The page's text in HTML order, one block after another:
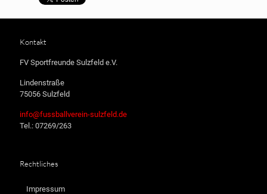
Kontakt
FV Sportfreunde Sulzfeld e.V.
Lindenstraße
75056 Sulzfeld
info@fussballverein-sulzfeld.de
Tel.: 07269/263
Rechtliches
Impressum